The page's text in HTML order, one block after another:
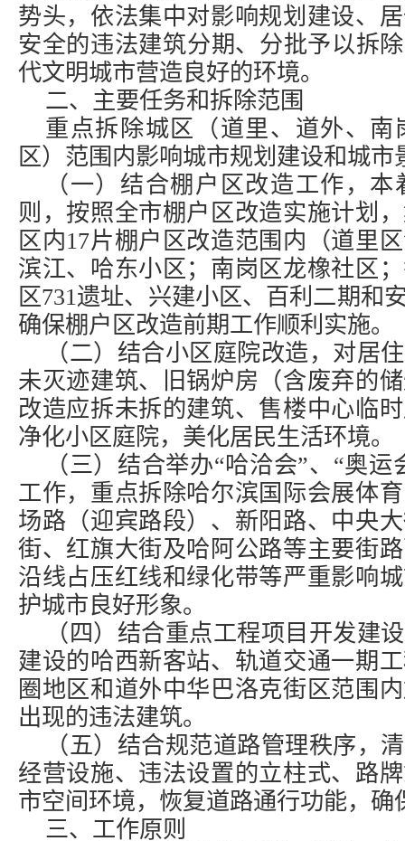
势头，依法集中对影响规划建设、
安全的违法建筑分期、分批予以拆
代文明城市营造良好的环境。
二、主要任务和拆除范围
重点拆除城区（道里、道外、
区）范围内影响城市规划建设和城市
（一）结合棚户区改造工作，
则，按照全市棚户区改造实施计划
区内17片棚户区改造范围内（道里
滨江、哈东小区；南岗区龙橡社区
区731遗址、兴建小区、百利二期和
确保棚户区改造前期工作顺利实施。
（二）结合小区庭院改造，对居
未灭迹建筑、旧锅炉房（含废弃的
改造应拆未拆的建筑、售楼中心临
净化小区庭院，美化居民生活环境。
（三）结合举办“哈洽会”、“奥
工作，重点拆除哈尔滨国际会展体
场路（迎宾路段）、新阳路、中央
街、红旗大街及哈阿公路等主要街
沿线占压红线和绿化带等严重影响
护城市良好形象。
（四）结合重点工程项目开发建
建设的哈西新客站、轨道交通一期
圈地区和道外中华巴洛克街区范围
出现的违法建筑。
（五）结合规范道路管理秩序，
经营设施、违法设置的立柱式、路
市空间环境，恢复道路通行功能，确
三、工作原则